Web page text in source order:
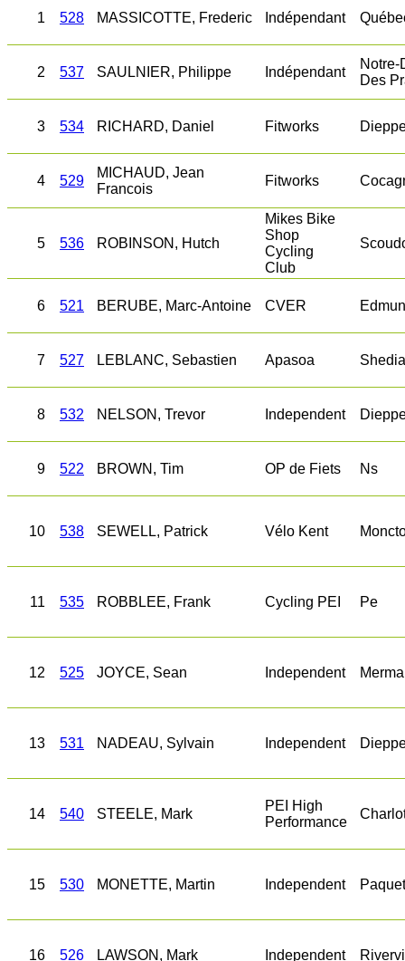
1 528 MASSICOTTE, Frederic Indépendant
2 537 SAULNIER, Philippe Indépendant
Notre-
Des
3 534 RICHARD, Daniel Fitworks
4 529
MICHAUD, Jean
Francois
Fitworks
5 536 ROBINSON, Hutch
Mikes Bike
Shop
Cycling
Club
6 521 BERUBE, Marc-Antoine CVER
7 527 LEBLANC, Sebastien Apasoa
8 532 NELSON, Trevor Independent
9 522 BROWN, Tim OP de Fiets Ns
10 538 SEWELL, Patrick Vélo Kent
11 535 ROBBLEE, Frank Cycling PEI Pe
12 525 JOYCE, Sean Independent
13 531 NADEAU, Sylvain Independent
14 540 STEELE, Mark
PEI High
Performance
15 530 MONETTE, Martin Independent
16 526 LAWSON, Mark Independent